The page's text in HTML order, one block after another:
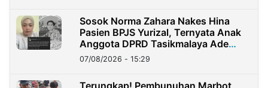
Sosok Norma Zahara Nakes Hina
Pasien BPJS Yurizal, Ternyata Anak
Anggota DPRD Tasikmalaya Ade
Lukman
07/08/2026 - 15:29